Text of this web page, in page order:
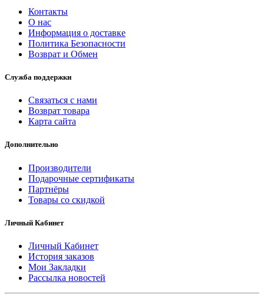
Контакты
О нас
Информация о доставке
Политика Безопасности
Возврат и Обмен
Служба поддержки
Связаться с нами
Возврат товара
Карта сайта
Дополнительно
Производители
Подарочные сертификаты
Партнёры
Товары со скидкой
Личный Кабинет
Личный Кабинет
История заказов
Мои Закладки
Рассылка новостей